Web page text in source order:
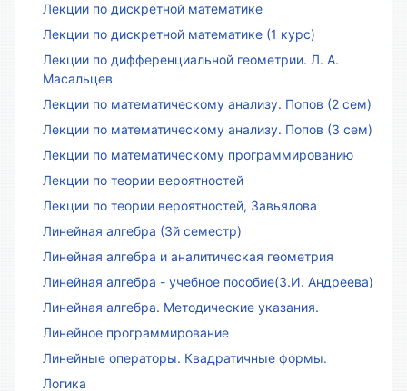
Лекции по дискретной математике
Лекции по дискретной математике (1 курс)
Лекции по дифференциальной геометрии. Л. А.
Масальцев
Лекции по математическому анализу. Попов (2 сем)
Лекции по математическому анализу. Попов (3 сем)
Лекции по математическому программированию
Лекции по теории вероятностей
Лекции по теории вероятностей, Завьялова
Линейная алгебра (3й семестр)
Линейная алгебра и аналитическая геометрия
Линейная алгебра - учебное пособие(З.И. Андреева)
Линейная алгебра. Методические указания.
Линейное программирование
Линейные операторы. Квадратичные формы.
Логика